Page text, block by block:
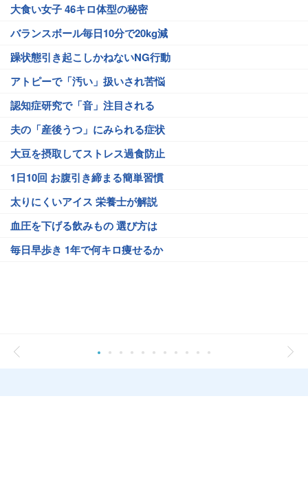
大食い女子 46キロ体型の秘密
バランスボール毎日10分で20kg減
躁状態引き起こしかねないNG行動
アトピーで「汚い」扱いされ苦悩
認知症研究で「音」注目される
夫の「産後うつ」にみられる症状
大豆を摂取してストレス過食防止
1日10回 お腹引き締まる簡単習慣
太りにくいアイス 栄養士が解説
血圧を下げる飲みもの 選び方は
毎日早歩き 1年で何キロ痩せるか